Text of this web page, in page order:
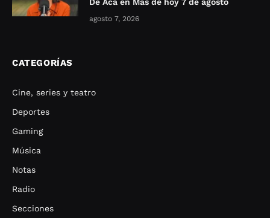
De Acá en Más de hoy 7 de agosto
agosto 7, 2026
CATEGORÍAS
Cine, series y teatro
Deportes
Gaming
Música
Notas
Radio
Secciones